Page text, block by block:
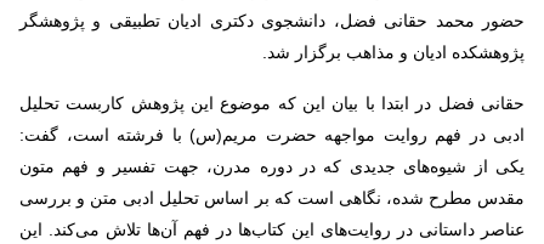
حضور محمد حقانی فضل، دانشجوی دکتری ادیان تطبیقی و پژوهشگر
پژوهشکده ادیان و مذاهب برگزار شد
حقانی فضل در ابتدا با بیان این که موضوع این پژوهش کاربست تحلیل
ادبی در فهم روایت مواجهه حضرت مریم(س) با فرشته است، گفت:
یکی از شیوه‌های جدیدی که در دوره مدرن، جهت تفسیر و فهم متون
مقدس مطرح شده، نگاهی است که بر اساس تحلیل ادبی متن و بررسی
عناصر داستانی در روایت‌های این کتاب‌ها در فهم آن‌ها تلاش می‌کند. این